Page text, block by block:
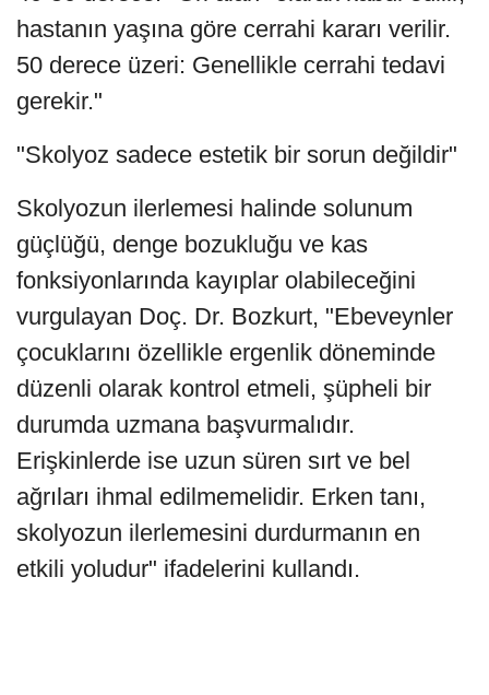
hastanın yaşına göre cerrahi kararı verilir.
50 derece üzeri: Genellikle cerrahi tedavi
gerekir."
"Skolyoz sadece estetik bir sorun değildir"
Skolyozun ilerlemesi halinde solunum
güçlüğü, denge bozukluğu ve kas
fonksiyonlarında kayıplar olabileceğini
vurgulayan Doç. Dr. Bozkurt, "Ebeveynler
çocuklarını özellikle ergenlik döneminde
düzenli olarak kontrol etmeli, şüpheli bir
durumda uzmana başvurmalıdır.
Erişkinlerde ise uzun süren sırt ve bel
ağrıları ihmal edilmemelidir. Erken tanı,
skolyozun ilerlemesini durdurmanın en
etkili yoludur" ifadelerini kullandı.